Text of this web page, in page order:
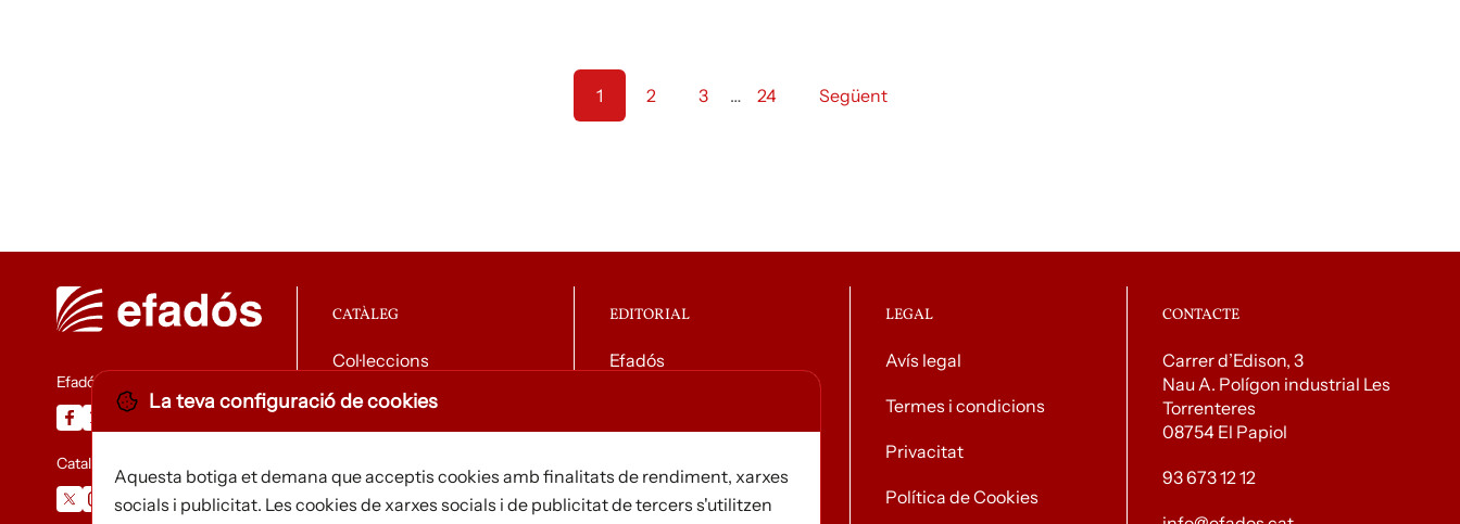
1 2 3 … 24 Següent
Efadós
Catalunya Desapareguda
CATÀLEG
Col·leccions
Descarregar catàleg general
EDITORIAL
Efadós
Notícies
LEGAL
Avís legal
Termes i condicions
Privacitat
Política de Cookies
CONTACTE
Carrer d’Edison, 3
Nau A. Polígon industrial Les
Torrenteres
08754 El Papiol
93 673 12 12
La teva configuració de cookies
Aquesta botiga et demana que acceptis cookies amb finalitats de rendiment, xarxes
socials i publicitat. Les cookies de xarxes socials i de publicitat de tercers s'utilitzen